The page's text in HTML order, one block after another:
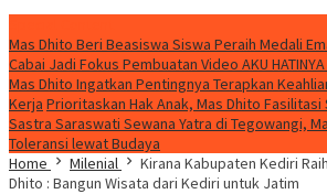
Mas Dhito Beri Beasiswa Siswa Peraih Medali
Cabai Jadi Fokus Pembuatan Video AKU
Mas Dhito Ingatkan Pentingnya Terapkan
Kerja Prioritaskan Hak Anak, Mas Dhito Fasilitasi
Sastra Saraswati Sewana Yatra di Tegowangi,
Toleransi lewat Budaya
Home
Milenial
Kirana Kabupaten Kediri
Dhito : Bangun Wisata dari Kediri untuk Jatim